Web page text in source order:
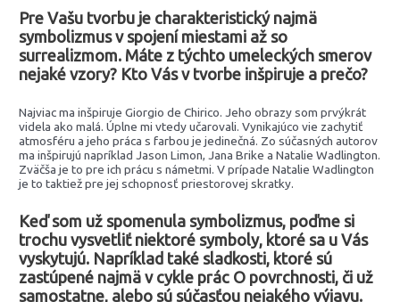
Pre Vašu tvorbu je charakteristický najmä
symbolizmus v spojení miestami až so
surrealizmom. Máte z týchto umeleckých smerov
nejaké vzory? Kto Vás v tvorbe inšpiruje a prečo?
Najviac ma inšpiruje Giorgio de Chirico. Jeho obrazy som prvýkrát
videla ako malá. Úplne mi vtedy učarovali. Vynikajúco vie zachytiť
atmosféru a jeho práca s farbou je jedinečná. Zo súčasných autorov
ma inšpirujú napríklad Jason Limon, Jana Brike a Natalie Wadlington.
Zväčša je to pre ich prácu s námetmi. V prípade Natalie Wadlington
je to taktiež pre jej schopnosť priestorovej skratky.
Keď som už spomenula symbolizmus, poďme si
trochu vysvetliť niektoré symboly, ktoré sa u Vás
vyskytujú. Napríklad také sladkosti, ktoré sú
zastúpené najmä v cykle prác O povrchnosti, či už
samostatne, alebo sú súčasťou nejakého výjavu.